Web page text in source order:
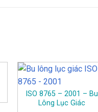
ISO 8765 – 2001 – Bu
Lông Lục Giác